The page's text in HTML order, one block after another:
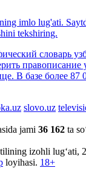
imlo lug'ati.
tekshiring.
словарь
правописание
В базе более 87
slovo.uz
jami 36 162 ta
izohli lug‘ati,
loyihasi. 18+